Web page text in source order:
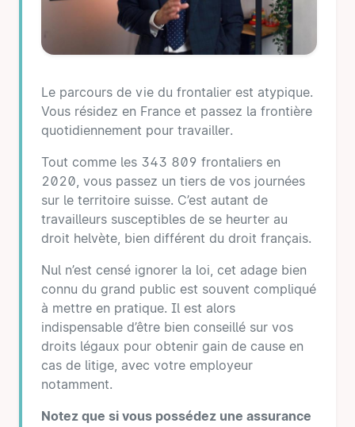
Le parcours de vie du frontalier est atypique.
Vous résidez en France et passez la frontière
quotidiennement pour travailler.
Tout comme les 343 809 frontaliers en
2020, vous passez un tiers de vos journées
sur le territoire suisse. C’est autant de
travailleurs susceptibles de se heurter au
droit helvète, bien différent du droit français.
Nul n’est censé ignorer la loi, cet adage bien
connu du grand public est souvent compliqué
à mettre en pratique. Il est alors
indispensable d’être bien conseillé sur vos
droits légaux pour obtenir gain de cause en
cas de litige, avec votre employeur
notamment.
Notez que si vous possédez une assurance